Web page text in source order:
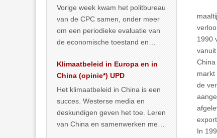
1990
markt
de
In
China de economische
situatie?
Vorige week kwam het politbureau
van de CPC samen, onder meer
om een periodieke evaluatie van
de economische toestand en
publiceerden… >> lees meer
Klimaatbeleid in Europa en in
China (opinie*) UPD
Het klimaatbeleid in China is een
succes. Westerse media en
deskundigen geven het toe. Leren
van China en samenwerken met